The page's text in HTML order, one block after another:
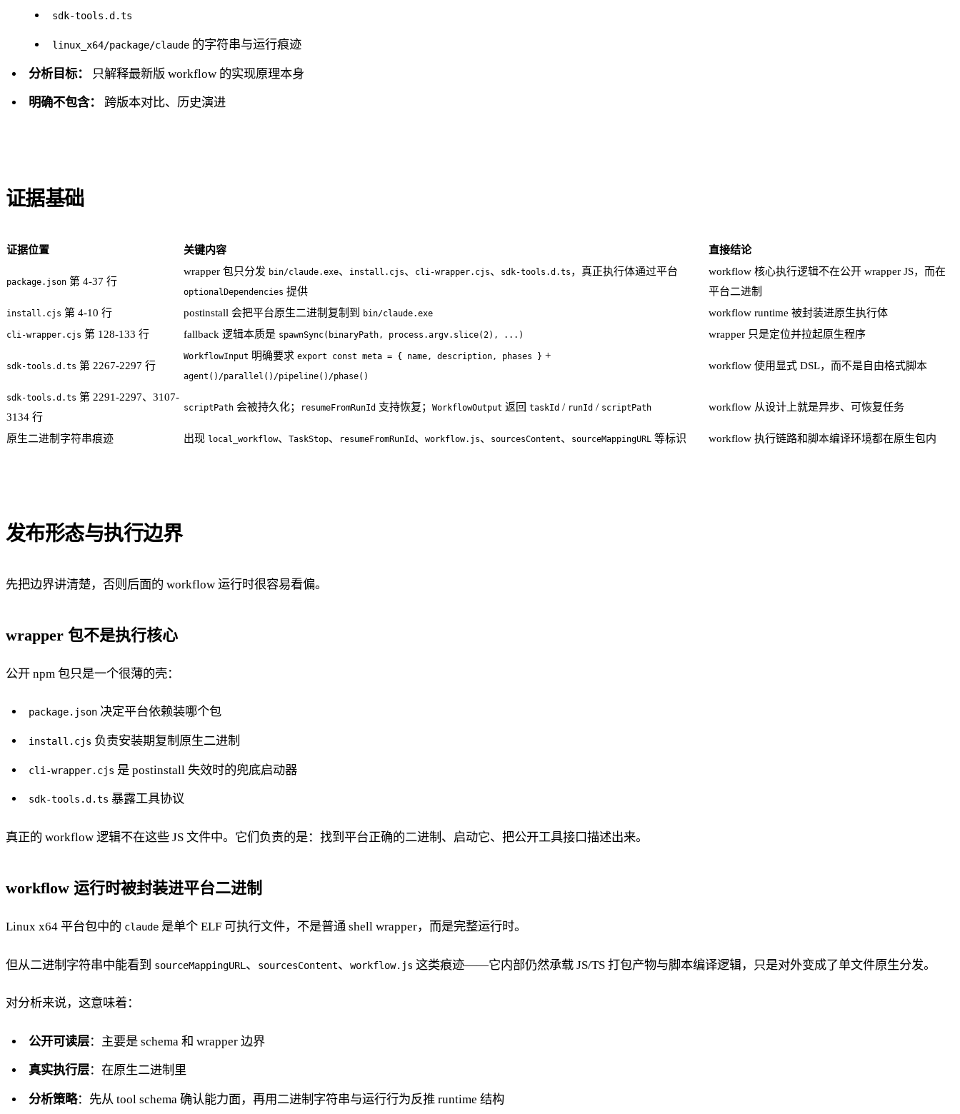
sdk-tools.d.ts
linux_x64/package/claude的字符串与运行痕迹
分析目标： 只解释最新版 workflow 的实现原理本身
明确不包含： 跨版本对比、历史演进
证据基础
证据位置 关键内容 直接结论
package.json 第 4-37 行
wrapper 包只分发 bin/claude.exe、 install.cjs、 cli-wrapper.cjs、 sdk-tools.d.ts ，真正执行体通过平台
optionalDependencies 提供
workflow 核心执行逻辑不在公开 wrapper JS，而在
平台二进制
install.cjs 第 4-10 行 postinstall 会把平台原生二进制复制到 bin/claude.exe workflow runtime 被封装进原生执行体
cli-wrapper.cjs 第 128-133 行 fallback 逻辑本质是 spawnSync(binaryPath, process.argv.slice(2), ...) wrapper 只是定位并拉起原生程序
sdk-tools.d.ts 第 2267-2297 行
WorkflowInput 明确要求 export const meta = { name, description, phases } +
agent()/parallel()/pipeline()/phase()
workflow 使用显式 DSL，而不是自由格式脚本
sdk-tools.d.ts 第 2291-2297、3107-
3134 行
scriptPath 会被持久化； resumeFromRunId 支持恢复； WorkflowOutput 返回 taskId / runId / scriptPath workflow 从设计上就是异步、可恢复任务
原生二进制字符串痕迹 出现 local_workflow、 TaskStop、 resumeFromRunId 、 workflow.js、 sourcesContent、 sourceMappingURL 等标识 workflow 执行链路和脚本编译环境都在原生包内
发布形态与执行边界
先把边界讲清楚，否则后面的 workflow 运行时很容易看偏。
wrapper 包不是执行核心
公开 npm 包只是一个很薄的壳：
package.json 决定平台依赖装哪个包
install.cjs 负责安装期复制原生二进制
cli-wrapper.cjs 是 postinstall 失效时的兜底启动器
sdk-tools.d.ts 暴露工具协议
真正的 workflow 逻辑不在这些 JS 文件中。它们负责的是：找到平台正确的二进制、启动它、把公开工具接口描述出来。
workflow 运行时被封装进平台二进制
Linux x64 平台包中的 claude 是单个 ELF 可执行文件，不是普通 shell wrapper，而是完整运行时。
但从二进制字符串中能看到 sourceMappingURL 、 sourcesContent、 workflow.js 这类痕迹——它内部仍然承载 JS/TS 打包产物与脚本编译逻辑，只是对外变成了单文件原生分发。
对分析来说，这意味着：
公开可读层：主要是 schema 和 wrapper 边界
真实执行层：在原生二进制里
分析策略：先从 tool schema 确认能力面，再用二进制字符串与运行行为反推 runtime 结构